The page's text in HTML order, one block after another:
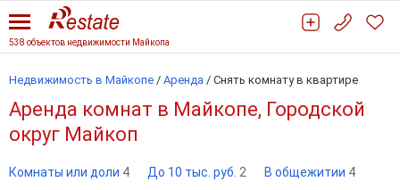
538 объектов недвижимости Майкопа
Недвижимость в Майкопе / Аренда / Снять комнату в квартире
Аренда комнат в Майкопе, Городской
округ Майкоп
Комнаты или доли 4 До 10 тыс. руб. 2 В общежитии 4